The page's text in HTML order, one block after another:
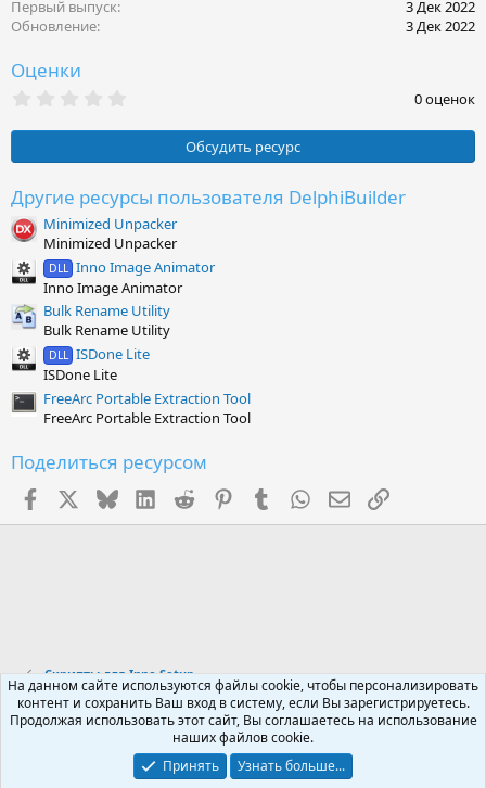
Первый выпуск
3 Дек 2022
Обновление
3 Дек 2022
Оценки
0
з
ё
з
д
0 оценок
Обсудить ресурс
Другие ресурсы пользователя DelphiBuilder
Minimized Unpacker
Minimized Unpacker
DLL
Inno Image Animator
Inno Image Animator
Bulk Rename Utility
Bulk Rename Utility
DLL ISDone Lite
ISDone Lite
FreeArc Portable Extraction Tool
FreeArc Portable Extraction Tool
Поделиться ресурсом
FacebookX (Twitter)
BlueskyLinkedInReddit PinterestTumblr WhatsApp
Электронная
Ссылка
Скрипты для Inno Setup
Russian (RU)
Условия и правила
Политика конфиденциальности
Помощь
На данном сайте используются файлы cookie, чтобы персонализировать
контент и сохранить Ваш вход в систему, если Вы зарегистрируетесь.
Продолжая использовать этот сайт, Вы соглашаетесь на использование
наших файлов cookie.
Принять
Узнать больше...